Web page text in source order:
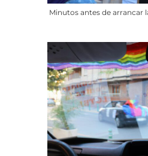
Minutos antes de arrancar